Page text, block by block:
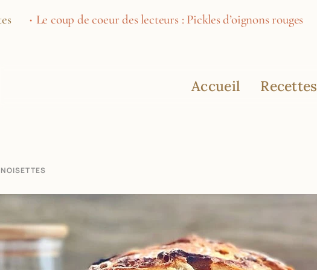
Le coup de coeur des lecteurs : Pickles d’oignons rouges
Accueil Recettes